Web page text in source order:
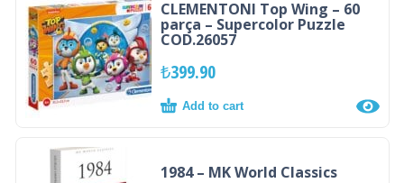
CLEMENTONI Top Wing – 60
parça – Supercolor Puzzle
COD.26057
₺399.90
Add to cart
1984 – MK World Classics